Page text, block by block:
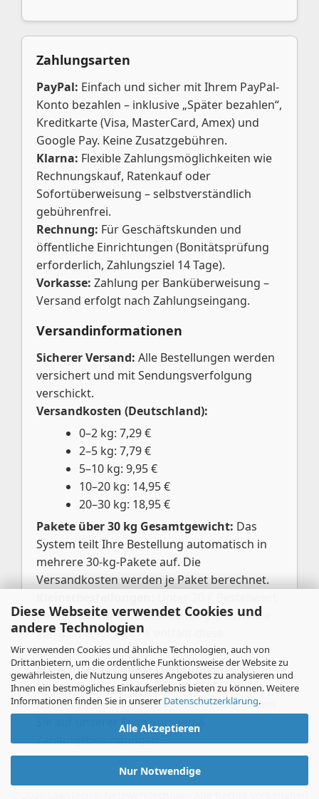
Diese Webseite verwendet Cookies und
andere Technologien
Wir verwenden Cookies und ähnliche Technologien, auch von
Drittanbietern, um die ordentliche Funktionsweise der Website zu
gewährleisten, die Nutzung unseres Angebotes zu analysieren und
Ihnen ein bestmögliches Einkaufserlebnis bieten zu können. Weitere
Informationen finden Sie in unserer Datenschutzerklärung.
Alle Akzeptieren
Nur Notwendige
Zahlungsarten
PayPal: Einfach und sicher mit Ihrem PayPal-
Konto bezahlen – inklusive „Später bezahlen“,
Kreditkarte (Visa, MasterCard, Amex) und
Google Pay. Keine Zusatzgebühren.
Klarna: Flexible Zahlungsmöglichkeiten wie
Rechnungskauf, Ratenkauf oder
Sofortüberweisung – selbstverständlich
gebührenfrei.
Rechnung: Für Geschäftskunden und
öffentliche Einrichtungen (Bonitätsprüfung
erforderlich, Zahlungsziel 14 Tage).
Vorkasse: Zahlung per Banküberweisung –
Versand erfolgt nach Zahlungseingang.
Versandinformationen
Sicherer Versand: Alle Bestellungen werden
versichert und mit Sendungsverfolgung
verschickt.
Versandkosten (Deutschland):
0–2 kg: 7,29 €
2–5 kg: 7,79 €
5–10 kg: 9,95 €
10–20 kg: 14,95 €
20–30 kg: 18,95 €
Pakete über 30 kg Gesamtgewicht: Das
System teilt Ihre Bestellung automatisch in
mehrere 30-kg-Pakete auf. Die
Versandkosten werden je Paket berechnet.
berechnen wir eine Bearbeitungspauschale
von 3,00 €. Ab 20,01 € entfällt diese
automatisch.
EU- & internationale Lieferungen:Der
Versand erfolgt per UPS oder GLS. Die
Kosten variieren je nach Land. Details finden
Sie auf unserer Seite Versand &
Zahlungsbedingungen.